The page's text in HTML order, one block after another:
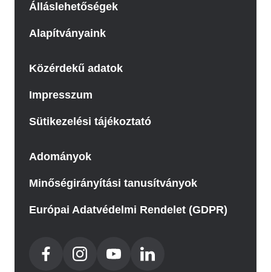
Álláslehetőségek
Alapítványaink
Közérdekű adatok
Impresszum
Sütikezelési tájékoztató
Adományok
Minőségirányítási tanusítványok
Európai Adatvédelmi Rendelet (GDPR)